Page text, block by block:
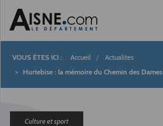
Fil
Accueil
Actualites
Hurtebise : la mémoire du Chemin des Dames
Culture et sport